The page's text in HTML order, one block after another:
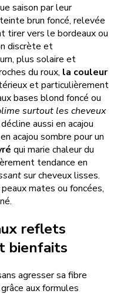
saison par leur
brun foncé, relevée
tirer vers le bordeaux ou
discrète et
plus solaire et
du roux, la couleur
et particulièrement
bases blond foncé ou
surtout les cheveux
aussi en acajou
acajou sombre pour un
qui marie chaleur du
tendance en
sur cheveux lisses.
mates ou foncées,
reflets
bienfaits
agresser sa fibre
aux formules